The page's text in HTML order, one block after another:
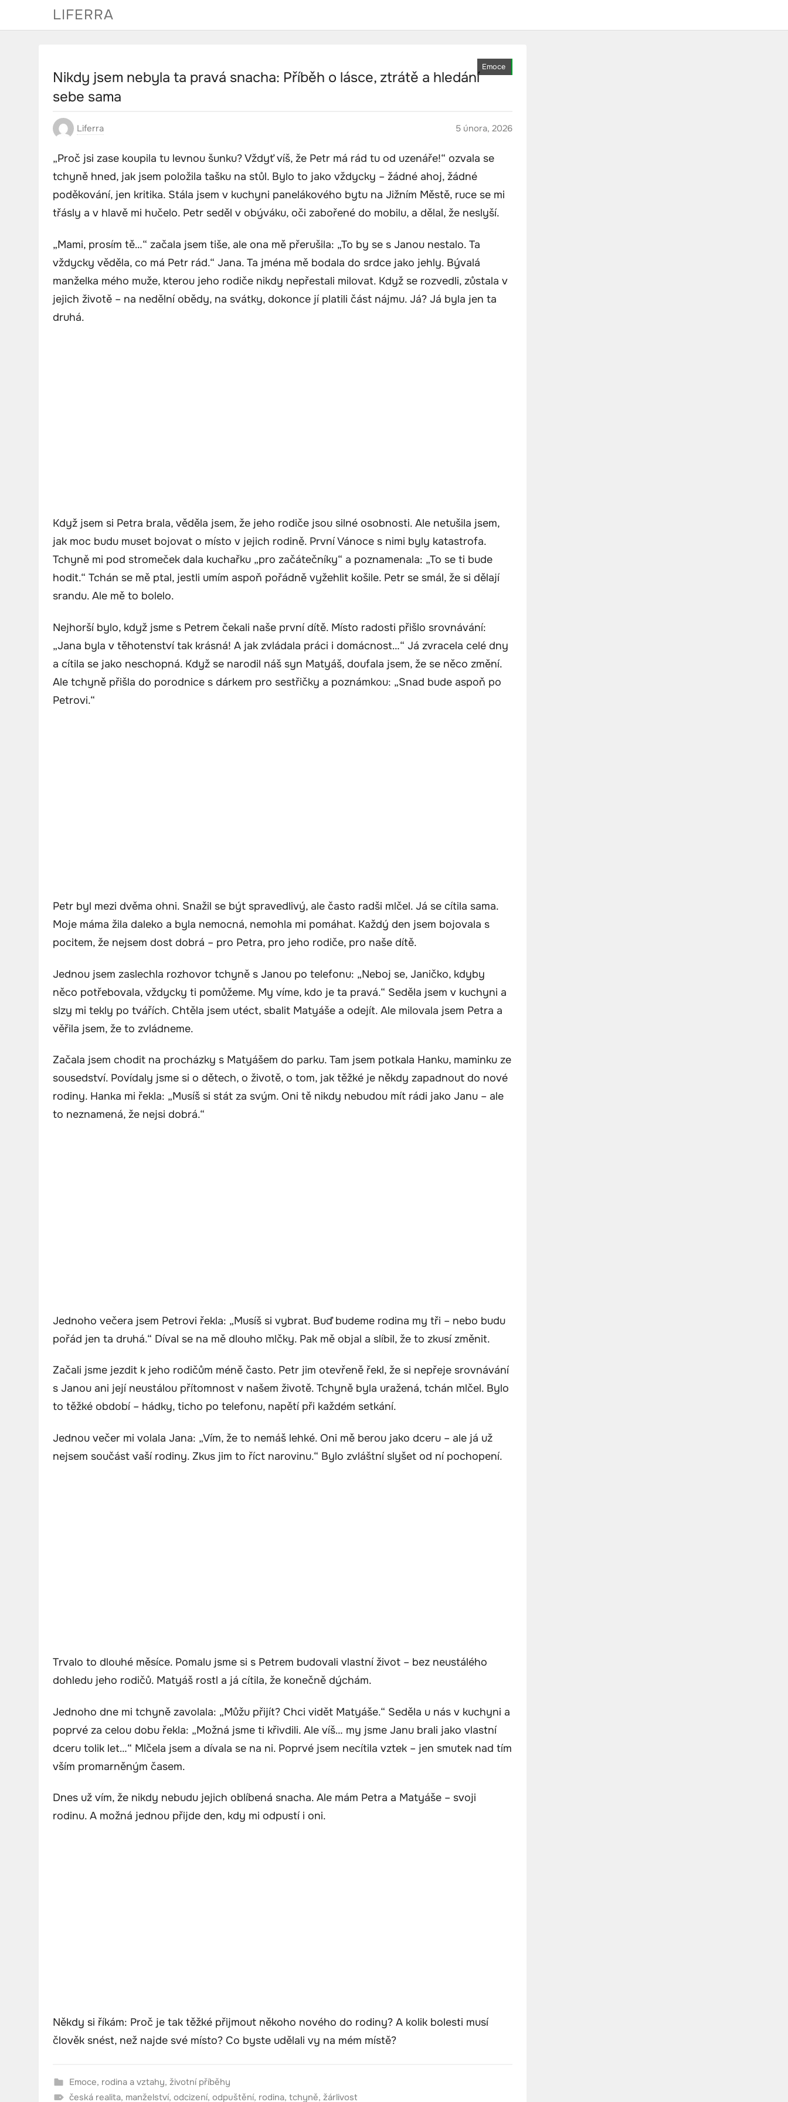
LIFERRA
Emoce
Nikdy jsem nebyla ta pravá snacha: Příběh o lásce, ztrátě a hledání
sebe sama
Liferra 5 února, 2026
„Proč jsi zase koupila tu levnou šunku? Vždyť víš, že Petr má rád tu od uzenáře!“ ozvala se
tchyně hned, jak jsem položila tašku na stůl. Bylo to jako vždycky – žádné ahoj, žádné
poděkování, jen kritika. Stála jsem v kuchyni panelákového bytu na Jižním Městě, ruce se mi
třásly a v hlavě mi hučelo. Petr seděl v obýváku, oči zabořené do mobilu, a dělal, že neslyší.
„Mami, prosím tě…“ začala jsem tiše, ale ona mě přerušila: „To by se s Janou nestalo. Ta
vždycky věděla, co má Petr rád.“ Jana. Ta jména mě bodala do srdce jako jehly. Bývalá
manželka mého muže, kterou jeho rodiče nikdy nepřestali milovat. Když se rozvedli, zůstala v
jejich životě – na nedělní obědy, na svátky, dokonce jí platili část nájmu. Já? Já byla jen ta
druhá.
Když jsem si Petra brala, věděla jsem, že jeho rodiče jsou silné osobnosti. Ale netušila jsem,
jak moc budu muset bojovat o místo v jejich rodině. První Vánoce s nimi byly katastrofa.
Tchyně mi pod stromeček dala kuchařku „pro začátečníky“ a poznamenala: „To se ti bude
hodit.“ Tchán se mě ptal, jestli umím aspoň pořádně vyžehlit košile. Petr se smál, že si dělají
srandu. Ale mě to bolelo.
Nejhorší bylo, když jsme s Petrem čekali naše první dítě. Místo radosti přišlo srovnávání:
„Jana byla v těhotenství tak krásná! A jak zvládala práci i domácnost…“ Já zvracela celé dny
a cítila se jako neschopná. Když se narodil náš syn Matyáš, doufala jsem, že se něco změní.
Ale tchyně přišla do porodnice s dárkem pro sestřičky a poznámkou: „Snad bude aspoň po
Petrovi.“
Petr byl mezi dvěma ohni. Snažil se být spravedlivý, ale často radši mlčel. Já se cítila sama.
Moje máma žila daleko a byla nemocná, nemohla mi pomáhat. Každý den jsem bojovala s
pocitem, že nejsem dost dobrá – pro Petra, pro jeho rodiče, pro naše dítě.
Jednou jsem zaslechla rozhovor tchyně s Janou po telefonu: „Neboj se, Janičko, kdyby
něco potřebovala, vždycky ti pomůžeme. My víme, kdo je ta pravá.“ Seděla jsem v kuchyni a
slzy mi tekly po tvářích. Chtěla jsem utéct, sbalit Matyáše a odejít. Ale milovala jsem Petra a
věřila jsem, že to zvládneme.
Začala jsem chodit na procházky s Matyášem do parku. Tam jsem potkala Hanku, maminku ze
sousedství. Povídaly jsme si o dětech, o životě, o tom, jak těžké je někdy zapadnout do nové
rodiny. Hanka mi řekla: „Musíš si stát za svým. Oni tě nikdy nebudou mít rádi jako Janu – ale
to neznamená, že nejsi dobrá.“
Jednoho večera jsem Petrovi řekla: „Musíš si vybrat. Buď budeme rodina my tři – nebo budu
pořád jen ta druhá.“ Díval se na mě dlouho mlčky. Pak mě objal a slíbil, že to zkusí změnit.
Začali jsme jezdit k jeho rodičům méně často. Petr jim otevřeně řekl, že si nepřeje srovnávání
s Janou ani její neustálou přítomnost v našem životě. Tchyně byla uražená, tchán mlčel. Bylo
to těžké období – hádky, ticho po telefonu, napětí při každém setkání.
Jednou večer mi volala Jana: „Vím, že to nemáš lehké. Oni mě berou jako dceru – ale já už
nejsem součást vaší rodiny. Zkus jim to říct narovinu.“ Bylo zvláštní slyšet od ní pochopení.
Trvalo to dlouhé měsíce. Pomalu jsme si s Petrem budovali vlastní život – bez neustálého
dohledu jeho rodičů. Matyáš rostl a já cítila, že konečně dýchám.
Jednoho dne mi tchyně zavolala: „Můžu přijít? Chci vidět Matyáše.“ Seděla u nás v kuchyni a
poprvé za celou dobu řekla: „Možná jsme ti křivdili. Ale víš… my jsme Janu brali jako vlastní
dceru tolik let…“ Mlčela jsem a dívala se na ni. Poprvé jsem necítila vztek – jen smutek nad tím
vším promarněným časem.
Dnes už vím, že nikdy nebudu jejich oblíbená snacha. Ale mám Petra a Matyáše – svoji
rodinu. A možná jednou přijde den, kdy mi odpustí i oni.
Někdy si říkám: Proč je tak těžké přijmout někoho nového do rodiny? A kolik bolesti musí
člověk snést, než najde své místo? Co byste udělali vy na mém místě?
Emoce, rodina a vztahy, životní příběhy
česká realita, manželství, odcizení, odpuštění, rodina, tchyně, žárlivost